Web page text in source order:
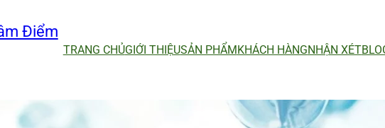
Điểm
TRANG CHỦGIỚI THIỆUSẢN PHẨMKHÁCH HÀNGNHẬN XÉT